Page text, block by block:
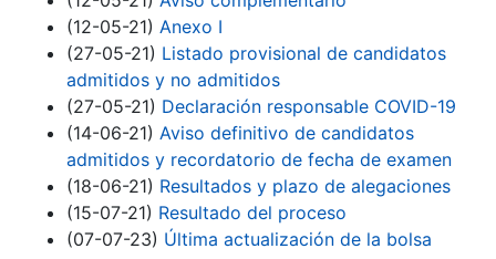
(12-05-21) Anexo I
(27-05-21) Listado provisional de candidatos
admitidos y no admitidos
(27-05-21) Declaración responsable COVID-19
(14-06-21) Aviso definitivo de candidatos
admitidos y recordatorio de fecha de examen
(18-06-21) Resultados y plazo de alegaciones
(15-07-21) Resultado del proceso
(07-07-23) Última actualización de la bolsa